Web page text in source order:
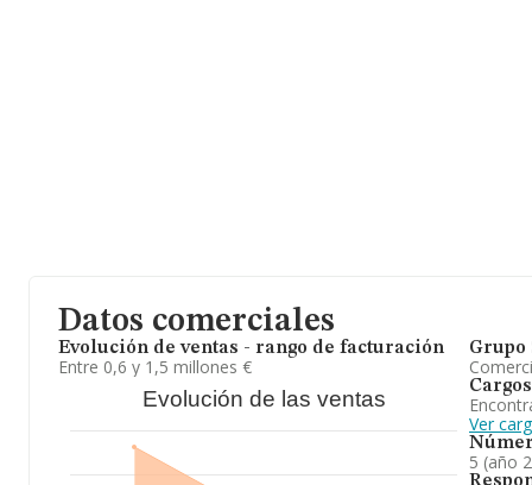
Datos comerciales
Evolución de ventas - rango de facturación
Entre 0,6 y 1,5 millones €
Evolución de las ventas
Grupo
Cargos
Ver
5 (año